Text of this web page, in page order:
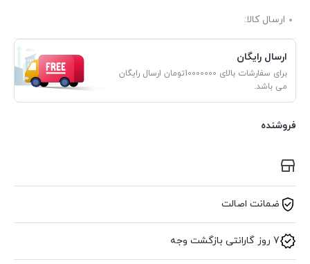
ارسال کالا:
ارسال رایگان
برای سفارشات بالای 10000000تومان ارسال رایگان
می باشد.
فروشنده
ضمانت اصالت
7 روز گارانتی بازگشت وجه